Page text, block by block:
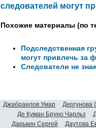
следователей могут
Похожие материалы (по
Подследственная
могут привлечь за
Следователи не
Джабраилов Умар Дергунова
Де Куман Бруно Чарльз
Дарькин Сергей
Даутова